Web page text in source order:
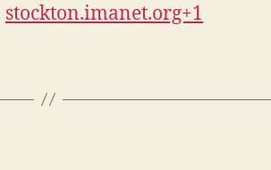
stockton.imanet.org+1